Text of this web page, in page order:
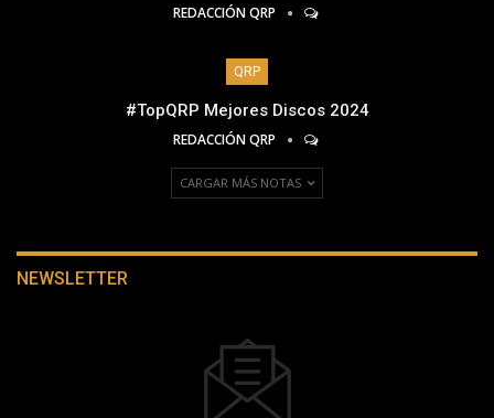
REDACCIÓN QRP
QRP
#TopQRP Mejores Discos 2024
REDACCIÓN QRP
CARGAR MÁS NOTAS
NEWSLETTER